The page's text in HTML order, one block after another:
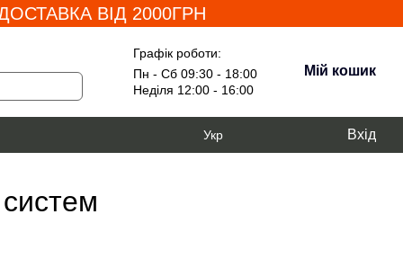
ВІД 2000ГРН
Графік роботи:
Пн - Сб 09:30 - 18:00
Неділя 12:00 - 16:00
Мій кошик
Укр Вхід